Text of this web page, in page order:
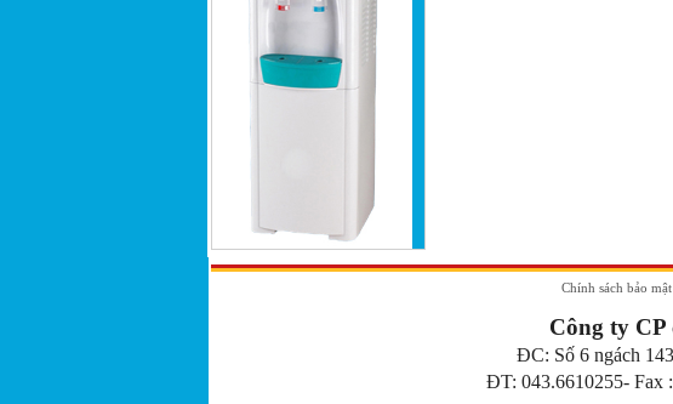
Chính sách bảo mật
Công ty
ĐC: Số 6 ngách
ĐT: 043.6610255- Fax